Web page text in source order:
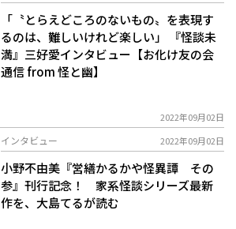
「〝とらえどころのないもの〟を表現す
るのは、難しいけれど楽しい」 『怪談未
満』三好愛インタビュー【お化け友の会
通信 from 怪と幽】
2022年09月02日
インタビュー 2022年09月02日
小野不由美『営繕かるかや怪異譚 その
参』刊行記念！ 家系怪談シリーズ最新
作を、大島てるが読む